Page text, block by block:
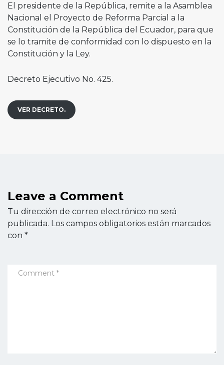
El presidente de la República, remite a la Asamblea
Nacional el Proyecto de Reforma Parcial a la
Constitución de la República del Ecuador, para que
se lo tramite de conformidad con lo dispuesto en la
Constitución y la Ley.
Decreto Ejecutivo No. 425.
VER DECRETO.
Leave a Comment
Tu dirección de correo electrónico no será
publicada. Los campos obligatorios están marcados
con *